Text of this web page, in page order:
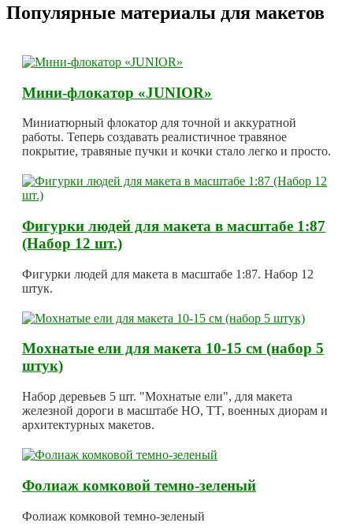
Популярные материалы для макетов
Мини-флокатор «JUNIOR»
Миниатюрный флокатор для точной и аккуратной
работы. Теперь создавать реалистичное травяное
покрытие, травяные пучки и кочки стало легко и просто.
Фигурки людей для макета в масштабе 1:87
(Набор 12 шт.)
Фигурки людей для макета в масштабе 1:87. Набор 12
штук.
Мохнатые ели для макета 10-15 см (набор 5
штук)
Набор деревьев 5 шт. "Мохнатые ели", для макета
железной дороги в масштабе HO, TT, военных диорам и
архитектурных макетов.
Фолиаж комковой темно-зеленый
Фолиаж комковой темно-зеленый